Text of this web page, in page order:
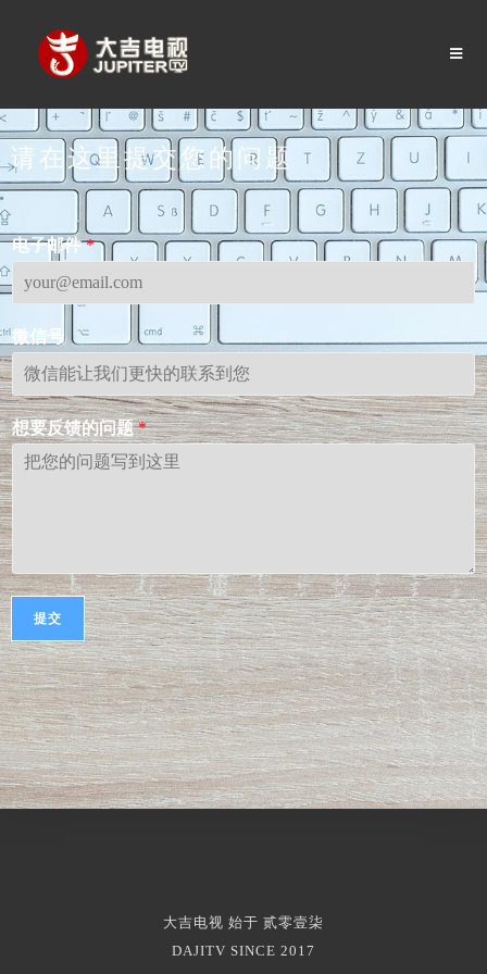
请在这里提交您的问题
电子邮件*
微信号
想要反馈的问题*
提交
大吉电视 始于 贰零壹柒
DAJITV SINCE 2017